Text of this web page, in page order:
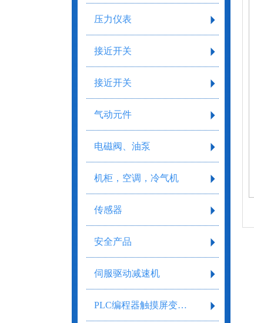
压力仪表
接近开关
接近开关
气动元件
电磁阀、油泵
机柜，空调，冷气机
传感器
安全产品
伺服驱动减速机
PLC编程器触摸屏变频器